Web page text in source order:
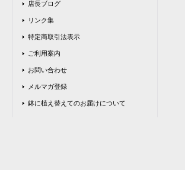
店長ブログ
リンク集
特定商取引法表示
ご利用案内
お問い合わせ
メルマガ登録
鉢に植え替えてのお届けについて